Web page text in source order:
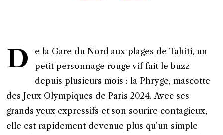
D
e la Gare du Nord aux plages de Tahiti, un
petit personnage rouge vif fait le buzz
depuis plusieurs mois : la Phryge, mascotte
des Jeux Olympiques de Paris 2024. Avec ses
grands yeux expressifs et son sourire contagieux,
elle est rapidement devenue plus qu’un simple